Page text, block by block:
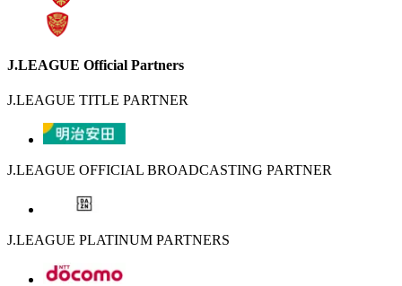
J.LEAGUE Official Partners
J.LEAGUE TITLE PARTNER
J.LEAGUE OFFICIAL BROADCASTING PARTNER
J.LEAGUE PLATINUM PARTNERS